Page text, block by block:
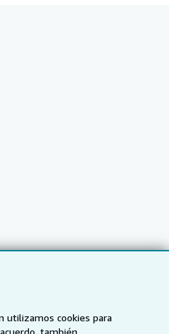
utilizamos cookies para
también